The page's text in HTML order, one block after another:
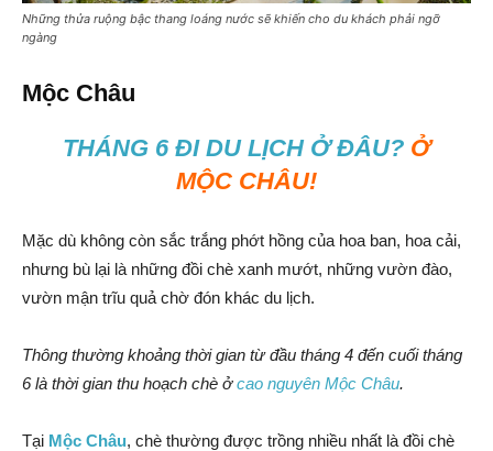
Những thửa ruộng bậc thang loáng nước sẽ khiến cho du khách phải ngỡ
ngàng
Mộc Châu
THÁNG 6 ĐI DU LỊCH Ở ĐÂU? Ở
MỘC CHÂU!
Mặc dù không còn sắc trắng phớt hồng của hoa ban, hoa cải,
nhưng bù lại là những đồi chè xanh mướt, những vườn đào,
vườn mận trĩu quả chờ đón khác du lịch.
Thông thường khoảng thời gian từ đầu tháng 4 đến cuối tháng
6 là thời gian thu hoạch chè ởcao nguyên Mộc Châu.
Tại Mộc Châu, chè thường được trồng nhiều nhất là đồi chè